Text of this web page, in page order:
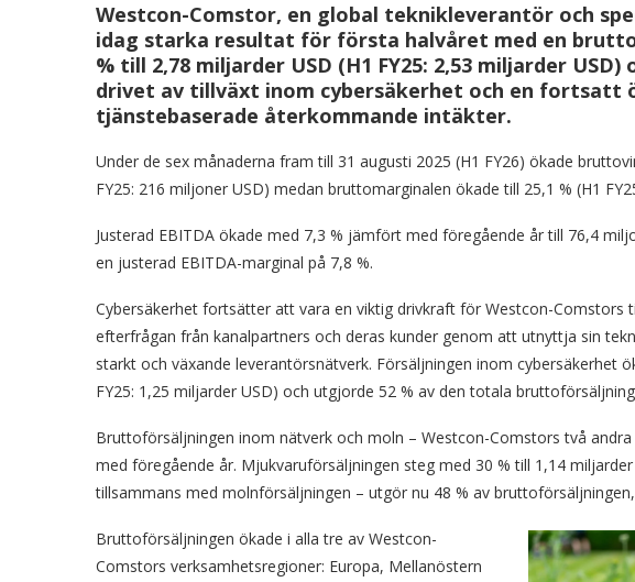
Westcon-Comstor, en global teknikleverantör och
idag starka resultat för första halvåret med en
% till 2,78 miljarder USD (H1 FY25: 2,53 miljarder
drivet av tillväxt inom cybersäkerhet och en fortsatt
tjänstebaserade återkommande intäkter.
Under de sex månaderna fram till 31 augusti 2025 (H1 FY26) ökade
FY25: 216 miljoner USD) medan bruttomarginalen ökade till 25,1 % (H1
Justerad EBITDA ökade med 7,3 % jämfört med föregående år till 76,4
en justerad EBITDA-marginal på 7,8 %.
Cybersäkerhet fortsätter att vara en viktig drivkraft för Westcon-Comstors
efterfrågan från kanalpartners och deras kunder genom att utnyttja sin
starkt och växande leverantörsnätverk. Försäljningen inom cybersäkerhet
FY25: 1,25 miljarder USD) och utgjorde 52 % av den totala
Bruttoförsäljningen inom nätverk och moln – Westcon-Comstors två
med föregående år. Mjukvaruförsäljningen steg med 30 % till 1,14
tillsammans med molnförsäljningen – utgör nu 48 % av
Bruttoförsäljningen ökade i alla tre av Westcon-
Comstors verksamhetsregioner: Europa, Mellanöstern